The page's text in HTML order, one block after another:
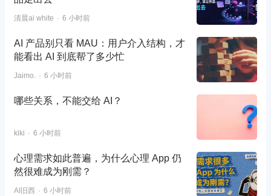
清晨ai white 6 小时前
AI 产品别只看 MAU：用户介入结构，才
能看出 AI 到底帮了多少忙
Jaimo. 6 小时前
哪些关系，不能交给 AI？
kiki 6 小时前
心理需求如此普遍，为什么心理 App 仍
然很难成为刚需？
AI旧西 6 小时前